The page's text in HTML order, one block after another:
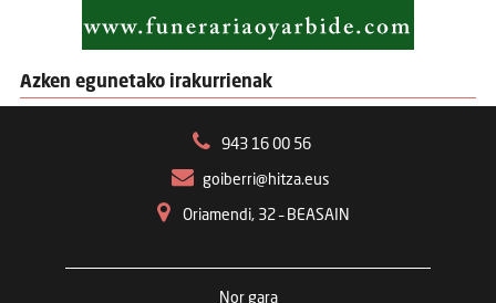
Azken egunetako irakurrienak
943 16 00 56
goiberri@hitza.eus
Oriamendi, 32 – BEASAIN
Nor gara